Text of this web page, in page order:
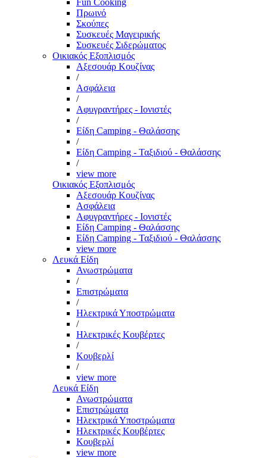
Fun Cooking
Πρωινό
Σκούπες
Συσκευές Μαγειρικής
Συσκευές Σιδερώματος
Οικιακός Εξοπλισμός
Αξεσουάρ Κουζίνας
/
Ασφάλεια
/
Αφυγραντήρες - Ιονιστές
/
Είδη Camping - Θαλάσσης
/
Είδη Camping - Ταξιδιού - Θαλάσσης
/
view more
Οικιακός Εξοπλισμός
Αξεσουάρ Κουζίνας
Ασφάλεια
Αφυγραντήρες - Ιονιστές
Είδη Camping - Θαλάσσης
Είδη Camping - Ταξιδιού - Θαλάσσης
view more
Λευκά Είδη
Ανωστρώματα
/
Επιστρώματα
/
Ηλεκτρικά Υποστρώματα
/
Ηλεκτρικές Κουβέρτες
/
Κουβερλί
/
view more
Λευκά Είδη
Ανωστρώματα
Επιστρώματα
Ηλεκτρικά Υποστρώματα
Ηλεκτρικές Κουβέρτες
Κουβερλί
view more